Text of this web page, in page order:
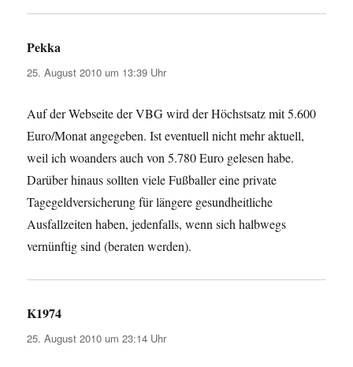
Pekka
25. August 2010 um 13:39 Uhr
Auf der Webseite der VBG wird der Höchstsatz mit 5.600
Euro/Monat angegeben. Ist eventuell nicht mehr aktuell,
weil ich woanders auch von 5.780 Euro gelesen habe.
Darüber hinaus sollten viele Fußballer eine private
Tagegeldversicherung für längere gesundheitliche
Ausfallzeiten haben, jedenfalls, wenn sich halbwegs
vernünftig sind (beraten werden).
K1974
25. August 2010 um 23:14 Uhr